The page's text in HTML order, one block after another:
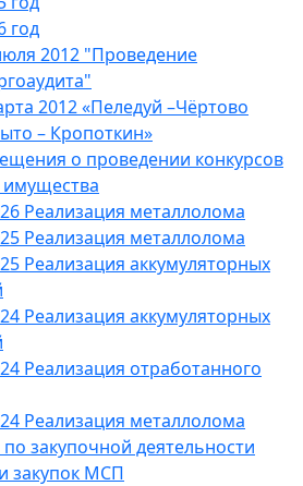
год
2012 "Проведение
2012 «Пеледуй –Чёртово
– Кропоткин»
о проведении конкурсов
имущества
Реализация металлолома
Реализация металлолома
Реализация аккумуляторных
Реализация аккумуляторных
Реализация отработанного
Реализация металлолома
закупочной деятельности
закупок МСП